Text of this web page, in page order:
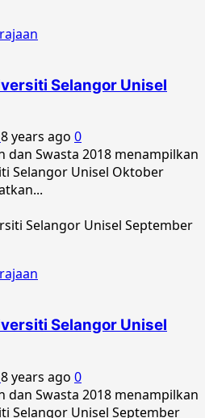
Selangor Unisel
8 years ago 0
dan Swasta 2018 menampilkan
Selangor Unisel Oktober
Selangor Unisel
8 years ago 0
dan Swasta 2018 menampilkan
Selangor Unisel September